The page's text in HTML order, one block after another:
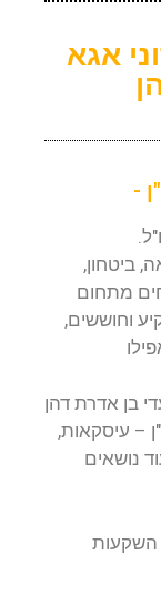
אגא
-
ביטחון,
מתחום
וחוששים,
בן אדרת דהן
– עיסקאות,
נושאים
השקעות